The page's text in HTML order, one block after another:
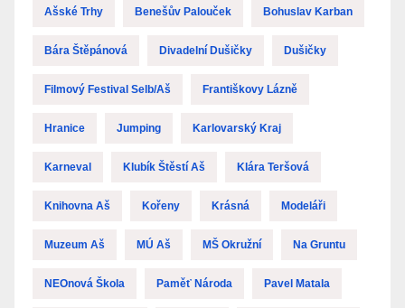
Ašské Trhy Benešův Palouček Bohuslav Karban
Bára Štěpánová Divadelní Dušičky Dušičky
Filmový Festival Selb/Aš Františkovy Lázně
Hranice Jumping Karlovarský Kraj
Karneval Klubík Štěstí Aš Klára Teršová
Knihovna Aš Kořeny Krásná Modeláři
Muzeum Aš MÚ Aš MŠ Okružní Na Gruntu
NEOnová Škola Paměť Národa Pavel Matala